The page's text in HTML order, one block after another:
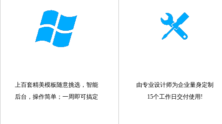
上百套精美模板随意挑选，智能
后台，操作简单；一周即可搞定
由专业设计师为企业量身定制
15个工作日交付使用!